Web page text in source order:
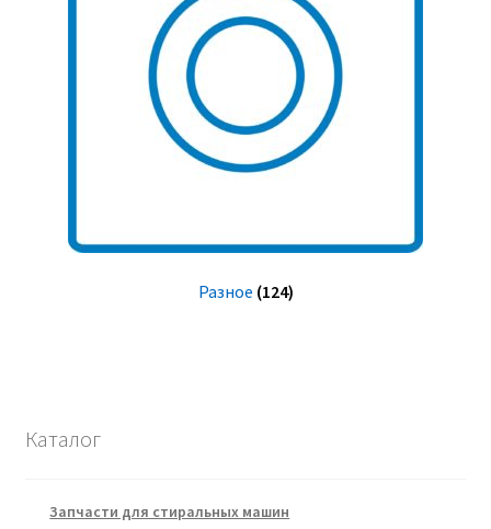
Разное (124)
Каталог
Запчасти для стиральных машин